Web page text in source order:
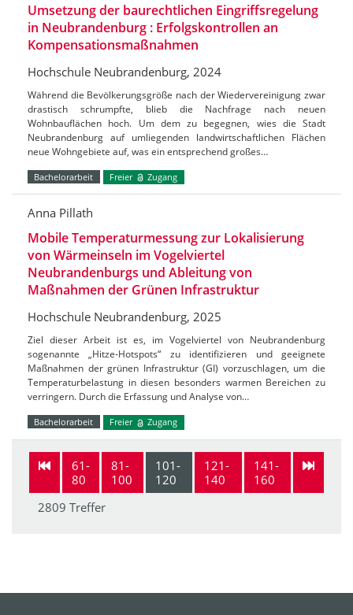
Umsetzung der baurechtlichen Eingriffsregelung
in Neubrandenburg : Erfolgskontrollen an
Kompensationsmaßnahmen
Hochschule Neubrandenburg, 2024
Während die Bevölkerungsgröße nach der Wiedervereinigung zwar
drastisch schrumpfte, blieb die Nachfrage nach neuen
Wohnbauflächen hoch. Um dem zu begegnen, wies die Stadt
Neubrandenburg auf umliegenden landwirtschaftlichen Flächen
neue Wohngebiete auf, was ein entsprechend großes…
Bachelorarbeit Freier Zugang
Anna Pillath
Mobile Temperaturmessung zur Lokalisierung
von Wärmeinseln im Vogelviertel
Neubrandenburgs und Ableitung von
Maßnahmen der Grünen Infrastruktur
Hochschule Neubrandenburg, 2025
Ziel dieser Arbeit ist es, im Vogelviertel von Neubrandenburg
sogenannte „Hitze-Hotspots“ zu identifizieren und geeignete
Maßnahmen der grünen Infrastruktur (GI) vorzuschlagen, um die
Temperaturbelastung in diesen besonders warmen Bereichen zu
verringern. Durch die Erfassung und Analyse von…
Bachelorarbeit Freier Zugang
61-
80
81-
100
101-
120
121-
140
141-
160
2809 Treffer